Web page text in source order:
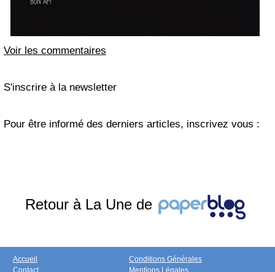
Voir les commentaires
S'inscrire à la newsletter
Pour être informé des derniers articles, inscrivez vous :
Retour à La Une de
Accueil
Conditions Générales